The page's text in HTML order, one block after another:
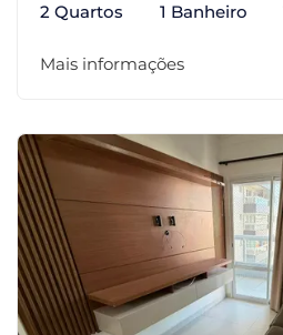
2 Quartos 1 Banheiro
Mais informações